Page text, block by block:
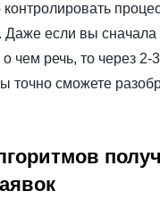
если вы сначала
чем речь, то через 2-
точно сможете